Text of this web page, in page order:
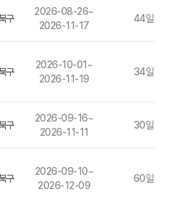
구
2026-08-26~
2026-11-17
44일
구
2026-10-01 ~
2026-11-19
34일
구
2026-09-16~
2026-11-11
30일
구
2026-09-10~
2026-12-09
60일